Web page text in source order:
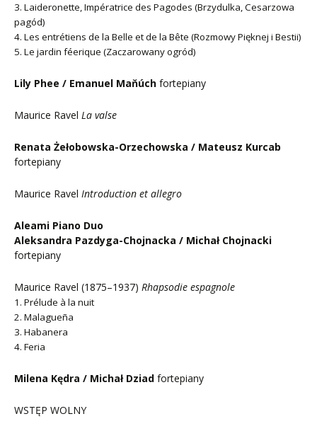
3. Laideronette, Impératrice des Pagodes (Brzydulka, Cesarzowa
pagód)
4. Les entrétiens de la Belle et de la Bête (Rozmowy Pięknej i Bestii)
5. Le jardin féerique (Zaczarowany ogród)
Lily Phee / Emanuel Maňúch fortepiany
Maurice Ravel La valse
Renata Żełobowska-Orzechowska / Mateusz Kurcab
fortepiany
Maurice Ravel Introduction et allegro
Aleami Piano Duo
Aleksandra Pazdyga-Chojnacka / Michał Chojnacki
fortepiany
Maurice Ravel (1875–1937) Rhapsodie espagnole
1. Prélude à la nuit
2. Malagueña
3. Habanera
4. Feria
Milena Kędra / Michał Dziad fortepiany
WSTĘP WOLNY